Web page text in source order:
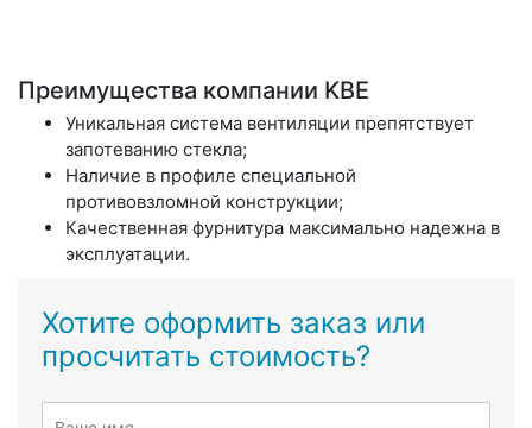
Преимущества компании KBE
Уникальная система вентиляции препятствует
запотеванию стекла;
Наличие в профиле специальной
противовзломной конструкции;
Качественная фурнитура максимально надежна в
эксплуатации.
Хотите оформить заказ или
просчитать стоимость?